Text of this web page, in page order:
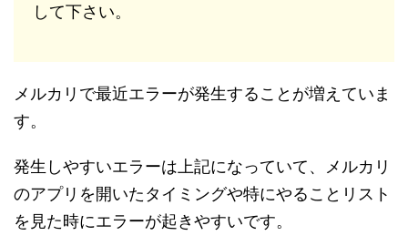
して下さい。
メルカリで最近エラーが発生することが増えていま
す。
発生しやすいエラーは上記になっていて、メルカリ
のアプリを開いたタイミングや特にやることリスト
を見た時にエラーが起きやすいです。